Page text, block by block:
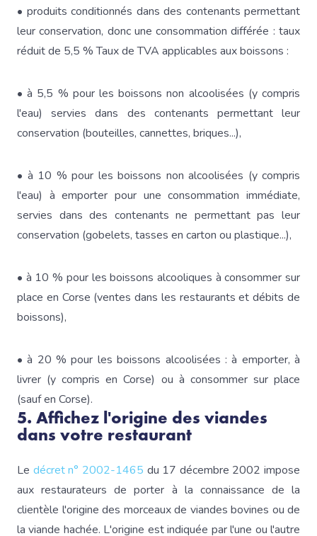
• produits conditionnés dans des contenants permettant
leur conservation, donc une consommation différée : taux
réduit de 5,5 % Taux de TVA applicables aux boissons :
• à 5,5 % pour les boissons non alcoolisées (y compris
l'eau) servies dans des contenants permettant leur
conservation (bouteilles, cannettes, briques...),
• à 10 % pour les boissons non alcoolisées (y compris
l'eau) à emporter pour une consommation immédiate,
servies dans des contenants ne permettant pas leur
conservation (gobelets, tasses en carton ou plastique...),
• à 10 % pour les boissons alcooliques à consommer sur
place en Corse (ventes dans les restaurants et débits de
boissons),
• à 20 % pour les boissons alcoolisées : à emporter, à
livrer (y compris en Corse) ou à consommer sur place
(sauf en Corse).
5. Affichez l'origine des viandes
dans votre restaurant
Le décret n° 2002-1465 du 17 décembre 2002 impose
aux restaurateurs de porter à la connaissance de la
clientèle l'origine des morceaux de viandes bovines ou de
la viande hachée. L'origine est indiquée par l'une ou l'autre